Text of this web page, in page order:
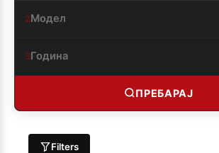
2Модел
3Година
ПРЕБАРАЈ
Filters